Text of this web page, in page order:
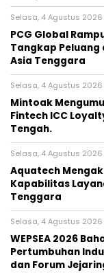
Selasa, 4 Agustus 2026
PCG Global
Tangkap Peluang
Asia Tenggara
Selasa, 4 Agustus 2026
Mintoak
Fintech ICC
Tengah.
Selasa, 4 Agustus 2026
Aquatech
Kapabilitas
Tenggara
Selasa, 4 Agustus
WEPSEA 2026
Pertumbuhan
dan Forum